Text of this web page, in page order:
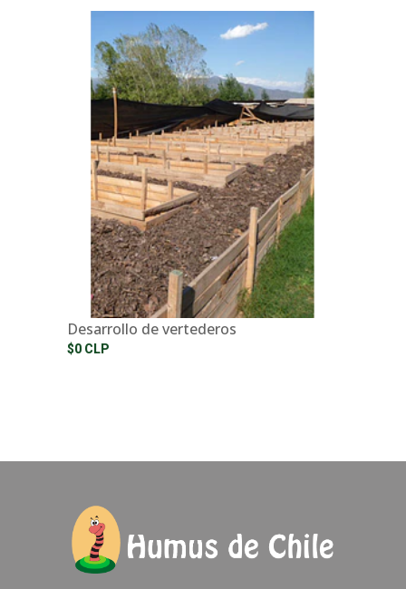
Desarrollo de vertederos
$0 CLP